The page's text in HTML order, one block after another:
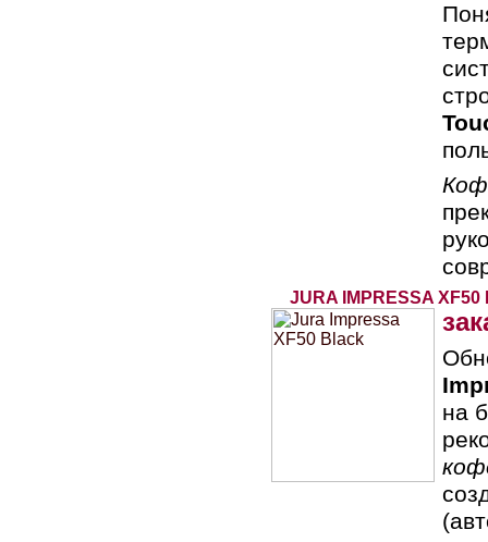
JURA IMPRESSA XF50
на